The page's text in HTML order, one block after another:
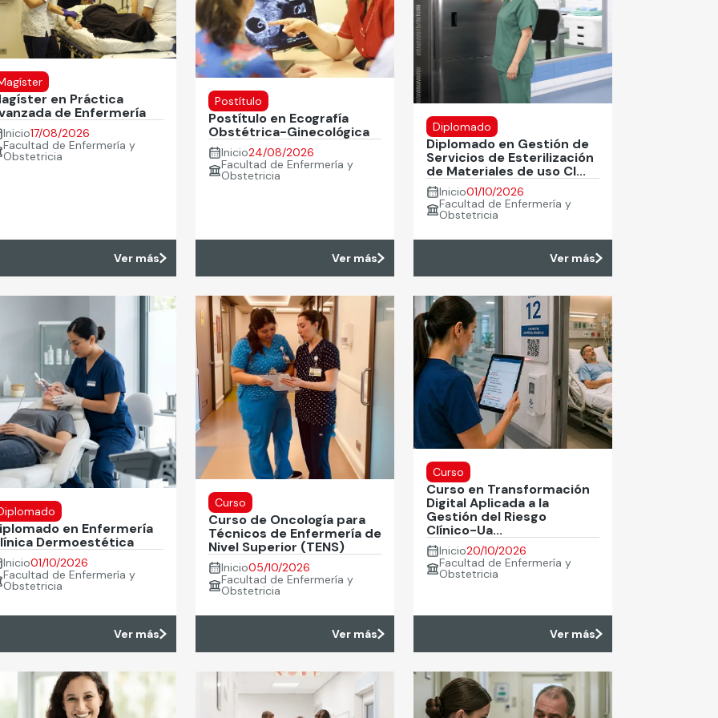
en Práctica
de Enfermería
Inicio17/08/2026
Facultad de Enfermería y
Obstetricia
Ver más
Postítulo
Postítulo en Ecografía
Obstétrica-Ginecológica
Inicio24/08/2026
Facultad de Enfermería y
Obstetricia
Ver más
Diplomado
Diplomado en Gestión de
Servicios de Esterilización
de Materiales de uso Cl...
Inicio01/10/2026
Facultad de Enfermería y
Obstetricia
Ver más
en Enfermería
Dermoestética
Inicio01/10/2026
Facultad de Enfermería y
Obstetricia
Ver más
Curso
Curso de Oncología para
Técnicos de Enfermería de
Nivel Superior (TENS)
Inicio05/10/2026
Facultad de Enfermería y
Obstetricia
Ver más
Curso
Curso en Transformación
Digital Aplicada a la
Gestión del Riesgo
Clínico-Ua...
Inicio20/10/2026
Facultad de Enfermería y
Obstetricia
Ver más